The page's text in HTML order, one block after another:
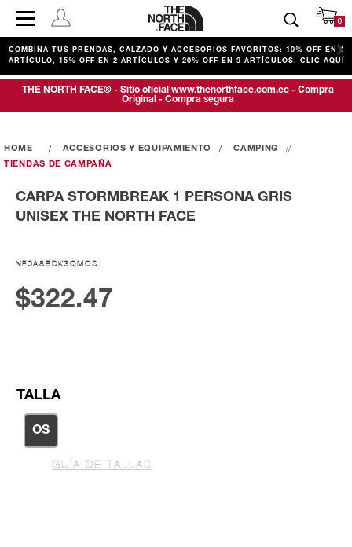
0
COMBINA TUS PRENDAS, CALZADO Y ACCESORIOS FAVORITOS: 10% OFF EN 1
ARTÍCULO, 15% OFF EN 2 ARTÍCULOS Y 20% OFF EN 3 ARTÍCULOS. CLIC AQUÍ
THE NORTH FACE® - Sitio oficial www.thenorthface.com.ec - Compra
Original - Compra segura
ACCESORIOS Y EQUIPAMIENTO
CAMPING
TIENDAS DE CAMPAÑA
CARPA STORMBREAK 1 PERSONA GRIS
UNISEX THE NORTH FACE
NF0A8BDK3QMOS
$322.47
TALLA
OS
GUÍA DE TALLAS